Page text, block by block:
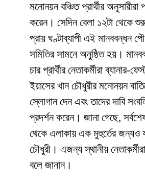
মনোনয়ন বঞ্চিত প্রার্থীর অনুসারীরা
করেন। সেদিন বেলা ১২টা থেকে
প্রায় ঘণ্টাব্যাপী এই মানববন্ধন
সমিতির সামনে অনুষ্ঠিত হয়।
চার প্রার্থীর নেতাকর্মীরা ব্যানার-
ইয়াসের খান চৌধুরীর মনোনয়ন
স্লোগান দেন এবং তাদের দাবি
প্রদর্শন করেন। জানা গেছে,
থেকে এলাকায় এক মুহুর্তের জন্যও
চৌধুরী। এজন্য স্থানীয়
বলে জানান।